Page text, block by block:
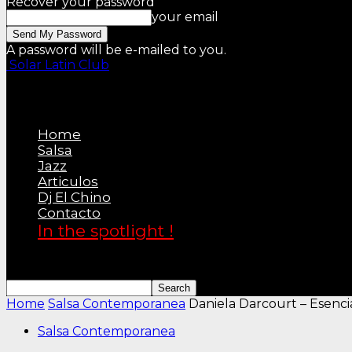
your email
A password will be e-mailed to you.
Solar Latin Club
Home
Salsa
Jazz
Articulos
Dj El Chino
Contacto
In the spotlight !
Home Salsa Contemporanea Daniela Darcourt –
Salsa Contemporanea